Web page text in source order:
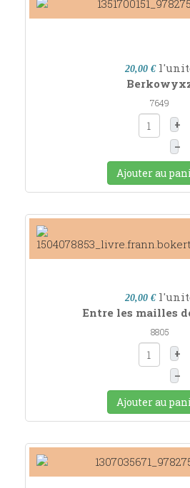
20,00 €
7649
+
–
Ajouter au
20,00 €
Entre les mailles
8805
+
–
Ajouter au